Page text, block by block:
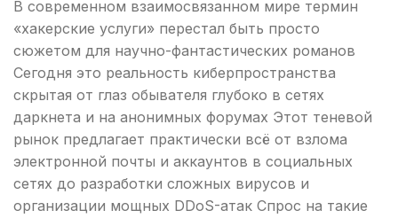
В современном взаимосвязанном мире термин
«хакерские услуги» перестал быть просто
сюжетом для научно-фантастических романов
Сегодня это реальность киберпространства
скрытая от глаз обывателя глубоко в сетях
даркнета и на анонимных форумах Этот теневой
рынок предлагает практически всё от взлома
электронной почты и аккаунтов в социальных
сетях до разработки сложных вирусов и
организации мощных DDoS-атак Спрос на такие